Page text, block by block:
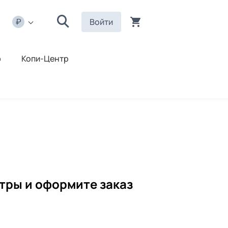
Войти
Копи-Центр
и оформите заказ